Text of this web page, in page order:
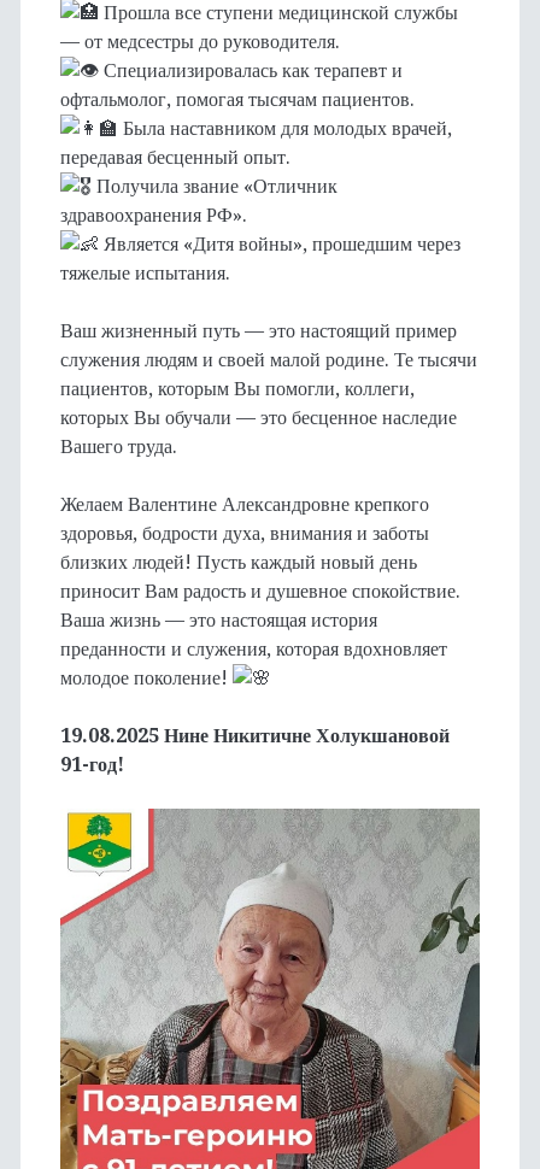
Прошла все ступени медицинской службы
— от медсестры до руководителя.
Специализировалась как терапевт и
офтальмолог, помогая тысячам пациентов.
Была наставником для молодых врачей,
передавая бесценный опыт.
Получила звание «Отличник
здравоохранения РФ».
Является «Дитя войны», прошедшим через
тяжелые испытания.
Ваш жизненный путь — это настоящий пример
служения людям и своей малой родине. Те тысячи
пациентов, которым Вы помогли, коллеги,
которых Вы обучали — это бесценное наследие
Вашего труда.
Желаем Валентине Александровне крепкого
здоровья, бодрости духа, внимания и заботы
близких людей! Пусть каждый новый день
приносит Вам радость и душевное спокойствие.
Ваша жизнь — это настоящая история
преданности и служения, которая вдохновляет
молодое поколение!
19.08.2025 Нине Никитичне Холукшановой
91-год!